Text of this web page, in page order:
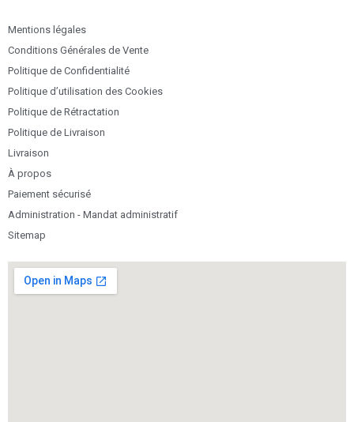
Mentions légales
Conditions Générales de Vente
Politique de Confidentialité
Politique d’utilisation des Cookies
Politique de Rétractation
Politique de Livraison
Livraison
À propos
Paiement sécurisé
Administration - Mandat administratif
Sitemap